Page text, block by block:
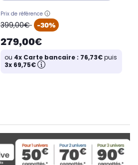
Prix de référence
oldPrice
399,00€ -30%
279,00€
ou 4x Carte bancaire : 76,73€puis
3x 69,75€